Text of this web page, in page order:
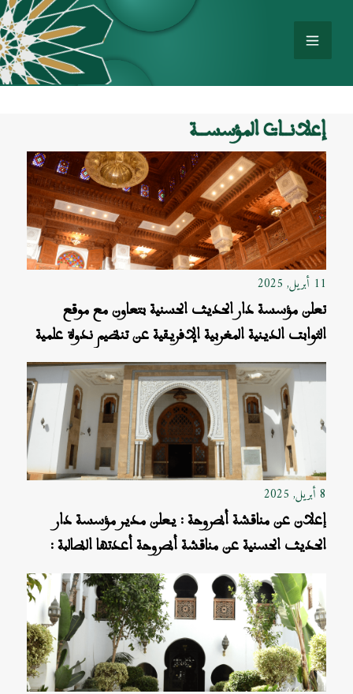
إعلانــات المؤسســة
11 أبريل, 2025
تعلن مؤسسة دار الحديث الحسنية بتعاون مع موقع
الثوابت الدينية المغربية الإفريقية عن تنظيم ندوة علمية
في سياق تحرير القول في المفاهيم الشرعية في موضوع:
الإمامة العظمى واستنادها إلى البيعة الشرعية
8 أبريل, 2025
إعلان عن مناقشة أطروحة : يعلن مدير مؤسسة دار
الحديث الحسنية عن مناقشة أطروحة أعدتها الطالبة :
نادية برطالي لنيل شهادة «الدكتوراه في الدراسات
الإسلامية العليا»